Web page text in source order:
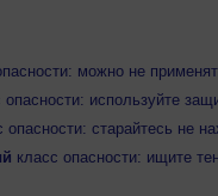
можно не
опасности: используйте
опасности: старайтесь не
класс опасности: ищите